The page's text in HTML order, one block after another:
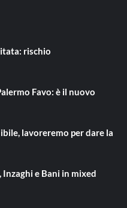
rischio
Favo: è il nuovo
lavoreremo per dare la
e Bani in mixed